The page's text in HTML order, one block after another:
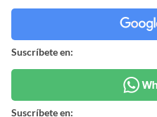
Suscríbete en:
Suscríbete en: